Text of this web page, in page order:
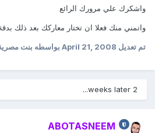
واشكرك علي مرورك الرائع
واتمني منك فعلا ان تختار معاركك بعد ذلك بدقة
تم تعديلApril 21, 2008بواسطه بنت مصرية
2 weeks later...
ABOTASNEEM